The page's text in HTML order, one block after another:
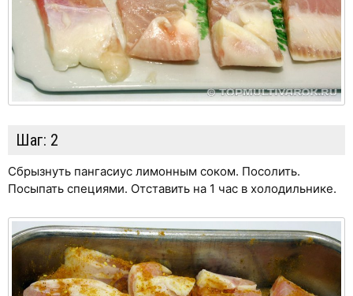
Шаг: 2
Сбрызнуть пангасиус лимонным соком. Посолить.
Посыпать специями. Отставить на 1 час в холодильнике.